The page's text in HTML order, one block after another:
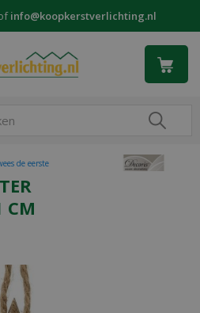
info@koopkerstverlichting.nl
CM
de eerste